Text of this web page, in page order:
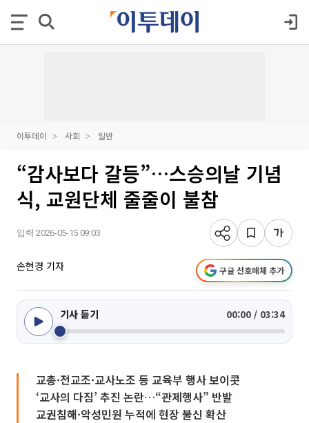
이투데이 사회 일반
“감사보다 갈등”…스승의날 기념
식, 교원단체 줄줄이 불참
입력 2026-05-15 09:03
손현경 기자 구글 선호매체 추가
기사 듣기 00:00 / 03:34
교총·전교조·교사노조 등 교육부 행사 보이콧
‘교사의 다짐’ 추진 논란…“관제행사” 반발
교권침해·악성민원 누적에 현장 불신 확산